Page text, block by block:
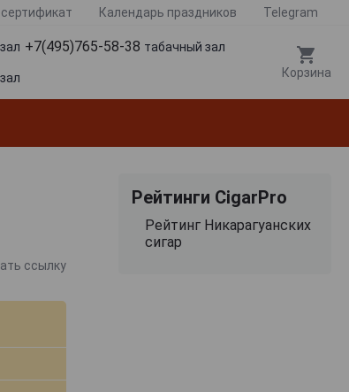
Календарь праздников Telegram
+7(495)765-58-38 табачный зал
Корзина
ссылку
Рейтинги CigarPro
Рейтинг Никарагуанских
сигар